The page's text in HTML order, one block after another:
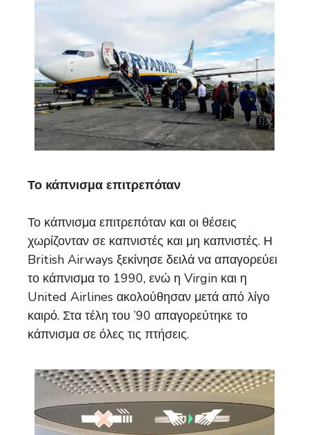
Το κάπνισμα επιτρεπόταν
Το κάπνισμα επιτρεπόταν και οι θέσεις
χωρίζονταν σε καπνιστές και μη καπνιστές. Η
British Airways ξεκίνησε δειλά να απαγορεύει
το κάπνισμα το 1990, ενώ η Virgin και η
United Airlines ακολούθησαν μετά από λίγο
καιρό. Στα τέλη του ’90 απαγορεύτηκε το
κάπνισμα σε όλες τις πτήσεις.